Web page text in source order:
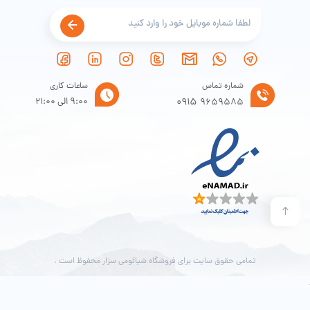
اتصال دوگانه وای‌فای و بلوتوث
گاو صندوق شیائومی از قابلیت اتصال دوگانه به وای‌فای و بلوتوث برخوردار
گاوصندوق، سوابق باز و بسته شدن قفل و همچنین هشدارهای امنیتی را
مشاهده کنید. این ویژگی به شما این امکان را می‌دهد که حتی زمانی که از خانه
شماره تماس
0915 9659585
ساعات کاری
9:00 الی 21:00
تمامی حقوق سایت برای فروشگاه شیائومی سزار محفوظ است .